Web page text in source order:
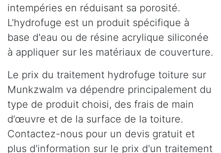
intempéries en réduisant sa porosité.
L'hydrofuge est un produit spécifique à
base d'eau ou de résine acrylique siliconée
à appliquer sur les matériaux de couverture.
Le prix du traitement hydrofuge toiture sur
Munkzwalm va dépendre principalement du
type de produit choisi, des frais de main
d’œuvre et de la surface de la toiture.
Contactez-nous pour un devis gratuit et
plus d'information sur le prix d'un traitement